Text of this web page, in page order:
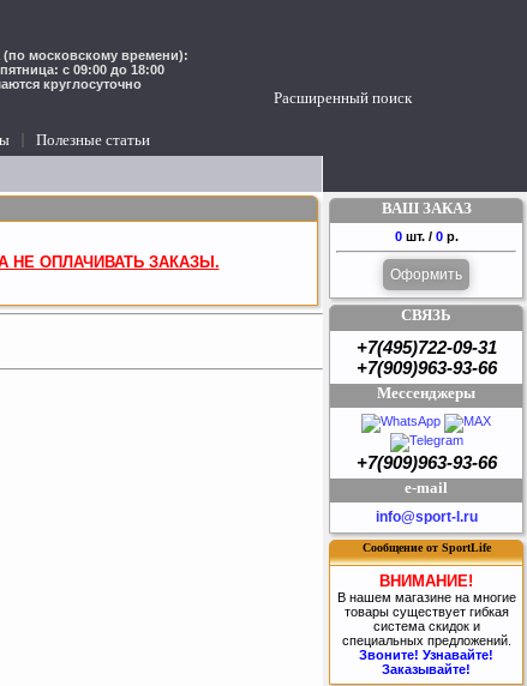
Расширенный поиск
московскому времени):
с 09:00 до 18:00
круглосуточно
Полезные статьи
НЕ ОПЛАЧИВАТЬ ЗАКАЗЫ.
ВАШ ЗАКАЗ
0 шт. / 0 р.
Оформить
СВЯЗЬ
+7(495)722-09-31
+7(909)963-93-66
Мессенджеры
+7(909)963-93-66
e-mail
info@sport-l.ru
Сообщение от SportLife
ВНИМАНИЕ!
В нашем магазине на многие
товары существует гибкая
система скидок и
специальных предложений.
Звоните! Узнавайте!
Заказывайте!